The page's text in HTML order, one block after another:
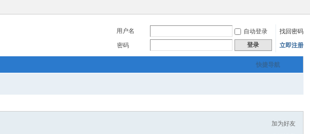
用户名 自动登录
找回密码
密码
登录 立即注册
快捷导航
加为好友